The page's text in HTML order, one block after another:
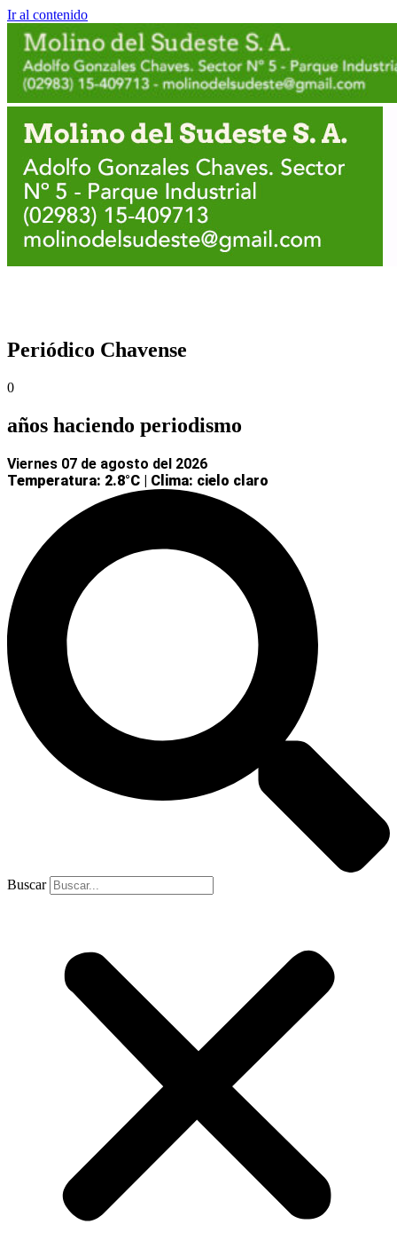
Ir al contenido
Periódico Chavense
0
años haciendo periodismo
viernes 07 de agosto del 2026
Temperatura: 2.8°C | Clima: cielo claro
Buscar